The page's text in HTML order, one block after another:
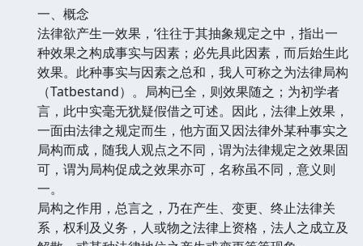
一、概念
法律欲产生一效果，‘往往于其抽象规定之中，指出一
种效果之构成事实与因素；必先具此因素，而后始生此
效果。此种事实与因素之总和，我人可称之为法律局构
（Tatbestand）。局构已全，则效果随之；为初学者
言，此中实毫无犹疑假借之可述。因此，法律上效果，
一面由法律之规定而生，他方面又因法律外某种事实之
局构而成，随我人观点之不同，谓为法律规定之效果固
可，谓为局构促成之效果亦可，名称虽不同，意义则
一。
局构之作用，总言之，乃在产生、变更、终止法律关
系，权利及义务，人或物之法律上资格，法人之成立及